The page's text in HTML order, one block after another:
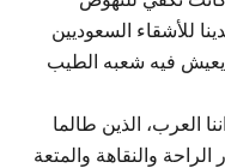
للأشقاء السعوديين
يعيش فيه شعبه الطيب
العرب، الذين طالما
والنقاهة والمتعة